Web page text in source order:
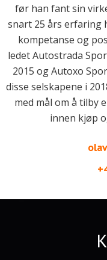
før han fant sin
snart 25 års erfaring
kompetanse og
ledet Autostrada
2015 og Autoxo
disse selskapene i
med mål om å tilby
innen kjøp